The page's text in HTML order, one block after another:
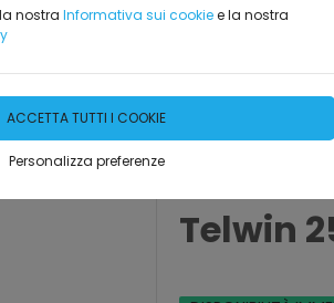
nostra Informativa sui cookiee la nostra
ACCETTA TUTTI I COOKIE
Personalizza preferenze
DOVE SIAMO
Telwin